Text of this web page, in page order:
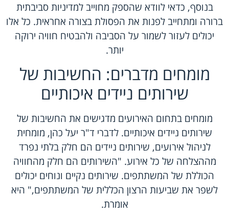
בנוסף, כדאי לוודא שהספק מחוייב למדיניות סביבתית
ברורה ומתחייב לפנות את הפסולת בצורה אחראית. כל אלו
יכולים לעזור לשמור על הסביבה ולהבטיח חוויה ירוקה
יותר.
מומחים מדברים: החשיבות של
שירותים ניידים איכותיים
מומחים בתחום האירועים מדגישים את החשיבות של
שירותים ניידים איכותיים. לדברי ד"ר יעל כהן, מומחית
לניהול אירועים, שירותים ניידים הם חלק בלתי נפרד
מההצלחה של כל אירוע. "השירותים הם חלק מהחוויה
הכוללת של המשתתפים. שירותים נקיים ונוחים יכולים
לשפר את שביעות הרצון הכללית של המשתתפים," היא
אומרת.